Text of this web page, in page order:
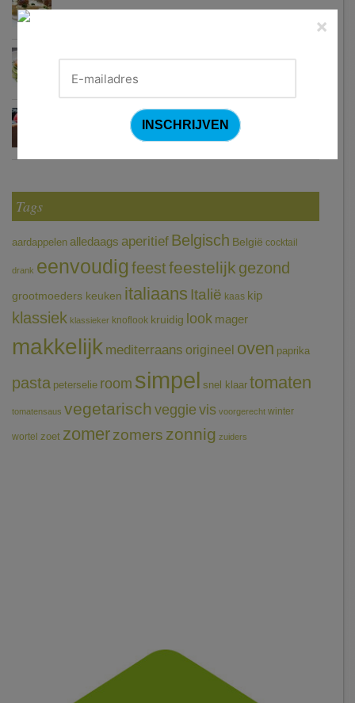
Chocomousse met fruitbier
Tags
aardappelen alledaags aperitief Belgisch België cocktail
drank eenvoudigfeestfeestelijk gezond
grootmoeders keuken italiaans Italië kaas kip
klassiek klassieker knoflook kruidig look mager
makkelijk mediterraans origineel oven paprika
pasta peterselie room simpel snel klaar tomaten
tomatensaus vegetarischveggie vis voorgerecht winter
wortel zoet zomerzomers zonnig zuiders
×